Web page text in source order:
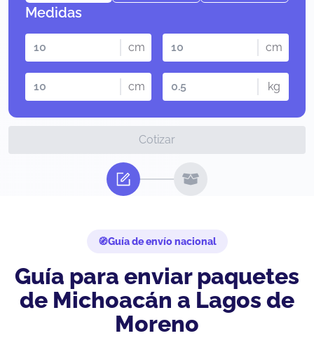
Medidas
cm cm
cm kg
Cotizar
Guía de envío nacional
Guía para enviar paquetes
de Michoacán a Lagos de
Moreno